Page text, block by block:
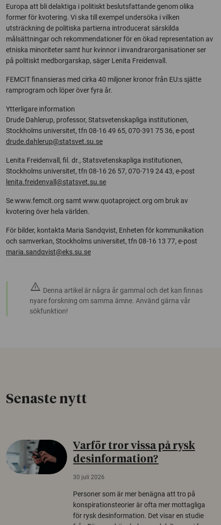
Europa att bli delaktiga i politiskt beslutsfattande genom olika
former för kvotering. Vi ska till exempel undersöka i vilken
utsträckning de politiska partierna introducerat särskilda
målsättningar och rekommendationer för en ökad representation av
etniska minoriteter samt hur kvinnor i invandrarorganisationer ser
på politiskt medborgarskap, säger Lenita Freidenvall.
FEMCIT finansieras med cirka 40 miljoner kronor från EU:s sjätte
ramprogram och löper över fyra år.
Ytterligare information
Drude Dahlerup, professor, Statsvetenskapliga institutionen,
Stockholms universitet, tfn 08-16 49 65, 070-391 75 36, e-post
drude.dahlerup@statsvet.su.se
Lenita Freidenvall, fil. dr., Statsvetenskapliga institutionen,
Stockholms universitet, tfn 08-16 26 57, 070-719 24 43, e-post
lenita.freidenvall@statsvet.su.se
Se www.femcit.org samt www.quotaproject.org om bruk av
kvotering över hela världen.
För bilder, kontakta Maria Sandqvist, Enheten för kommunikation
och samverkan, Stockholms universitet, tfn 08-16 13 77, e-post
maria.sandqvist@eks.su.se
warning Denna artikel är några år gammal och det kan finnas
nyare forskning om samma ämne. Använd gärna vår
sökfunktion!
Senaste nytt
Varför tror vissa på rysk
desinformation?
30 juli 2026
Personer som är mer benägna att tro på
konspirationsteorier är ofta mer mottagliga
för rysk desinformation. Det visar en studie